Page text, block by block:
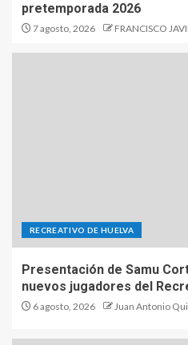
pretemporada 2026
7 agosto, 2026 FRANCISCO
RECREATIVO DE HUELVA
Presentación de Samu
nuevos jugadores del
6 agosto, 2026 Juan Antonio